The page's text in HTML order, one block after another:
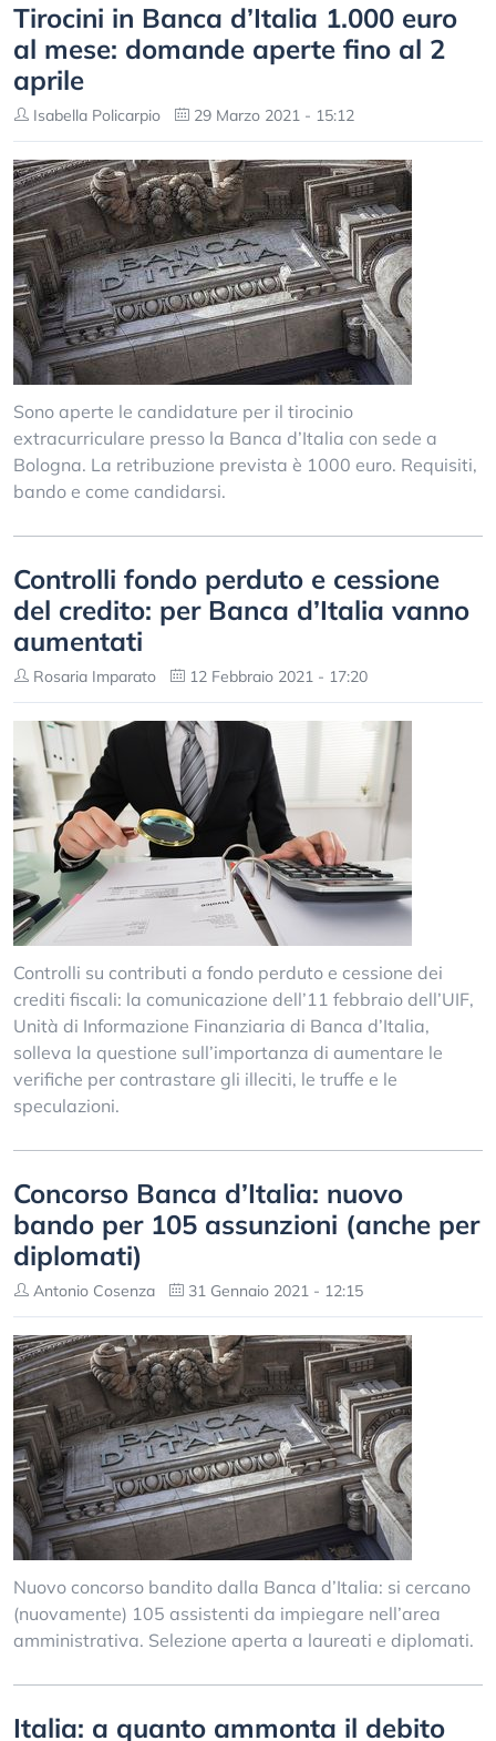
Tirocini in Banca d’Italia 1.000 euro
al mese: domande aperte fino al 2
aprile
Isabella Policarpio 29 Marzo 2021 - 15:12
Sono aperte le candidature per il tirocinio
extracurriculare presso la Banca d’Italia con sede a
Bologna. La retribuzione prevista è 1000 euro. Requisiti,
bando e come candidarsi.
Controlli fondo perduto e cessione
del credito: per Banca d’Italia vanno
aumentati
Rosaria Imparato 12 Febbraio 2021 - 17:20
Controlli su contributi a fondo perduto e cessione dei
crediti fiscali: la comunicazione dell’11 febbraio dell’UIF,
Unità di Informazione Finanziaria di Banca d’Italia,
solleva la questione sull’importanza di aumentare le
verifiche per contrastare gli illeciti, le truffe e le
speculazioni.
Concorso Banca d’Italia: nuovo
bando per 105 assunzioni (anche per
diplomati)
Antonio Cosenza 31 Gennaio 2021 - 12:15
Nuovo concorso bandito dalla Banca d’Italia: si cercano
(nuovamente) 105 assistenti da impiegare nell’area
amministrativa. Selezione aperta a laureati e diplomati.
Italia: a quanto ammonta il debito